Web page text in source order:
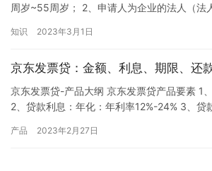
周岁~55周岁； 2、申请人为企业的法人（法
人变更记录。 企业要求 1、企业成立时长≥12
无执行、无诉讼及无重大负面信息； 4、…
知识 2023年3月1日
京东发票贷：金额、利息、期限、还
京东发票贷-产品大纲 京东发票贷产品要素 1
2、贷款利息：年化：年利率12%-24% 3、贷
主支付，提款至个人一类卡 6、审批时效：系
产品 2023年2月27日